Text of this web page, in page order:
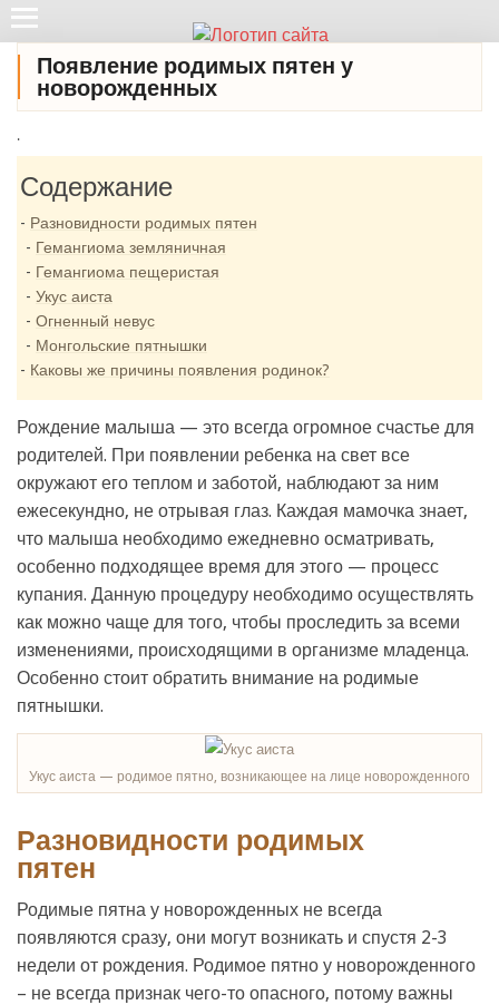
Появление родимых пятен у
новорожденных
.
Содержание
Разновидности родимых пятен
Гемангиома земляничная
Гемангиома пещеристая
Укус аиста
Огненный невус
Монгольские пятнышки
Каковы же причины появления родинок?
Рождение малыша — это всегда огромное счастье для
родителей. При появлении ребенка на свет все
окружают его теплом и заботой, наблюдают за ним
ежесекундно, не отрывая глаз. Каждая мамочка знает,
что малыша необходимо ежедневно осматривать,
особенно подходящее время для этого — процесс
купания. Данную процедуру необходимо осуществлять
как можно чаще для того, чтобы проследить за всеми
изменениями, происходящими в организме младенца.
Особенно стоит обратить внимание на родимые
пятнышки.
Укус аиста — родимое пятно, возникающее на лице новорожденного
Разновидности родимых
пятен
Родимые пятна у новорожденных не всегда
появляются сразу, они могут возникать и спустя 2-3
недели от рождения. Родимое пятно у новорожденного
– не всегда признак чего-то опасного, потому важны